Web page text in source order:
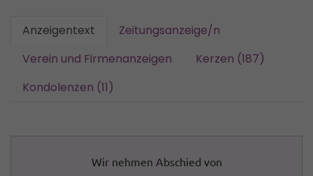
Anzeigentext
Zeitungsanzeige/n
Verein und Firmenanzeigen
Kerzen (187)
Kondolenzen (11)
Wir nehmen Abschied von